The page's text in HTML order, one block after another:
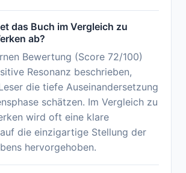
das Buch im Vergleich zu
ab?
Bewertung (Score 72/100)
Resonanz beschrieben,
die tiefe Auseinandersetzung
schätzen. Im Vergleich zu
wird oft eine klare
die einzigartige Stellung der
hervorgehoben.